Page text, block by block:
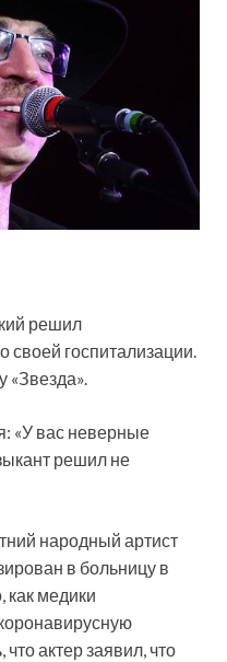
решил
своей госпитализации.
«Звезда».
«У вас неверные
решил не
народный артист
в больницу в
как медики
актер заявил, что